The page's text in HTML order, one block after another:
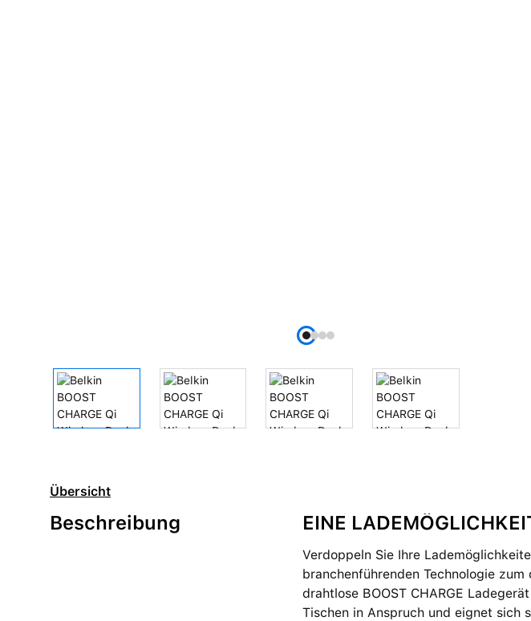
Übersicht
Beschreibung EINE
Verdoppeln Sie Ihre
branchenführenden Technologie
drahtlose BOOST CHARGE
Tischen in Anspruch und eignet sich